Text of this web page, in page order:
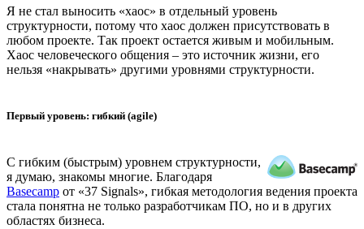
Я не стал выносить «хаос» в отдельный уровень
структурности, потому что хаос должен присутствовать в
любом проекте. Так проект остается живым и мобильным.
Хаос человеческого общения – это источник жизни, его
нельзя «накрывать» другими уровнями структурности.
Первый уровень: гибкий (agile)
С гибким (быстрым) уровнем структурности,
я думаю, знакомы многие. Благодаря
Basecamp от «37 Signals», гибкая методология ведения проекта
стала понятна не только разработчикам ПО, но и в других
областях бизнеса.